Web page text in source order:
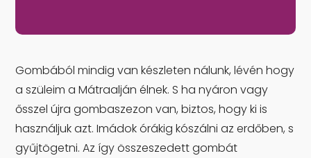
Gombából mindig van készleten nálunk, lévén hogy
a szüleim a Mátraalján élnek. S ha nyáron vagy
ősszel újra gombaszezon van, biztos, hogy ki is
használjuk azt. Imádok órákig kószálni az erdőben, s
gyűjtögetni. Az így összeszedett gombát